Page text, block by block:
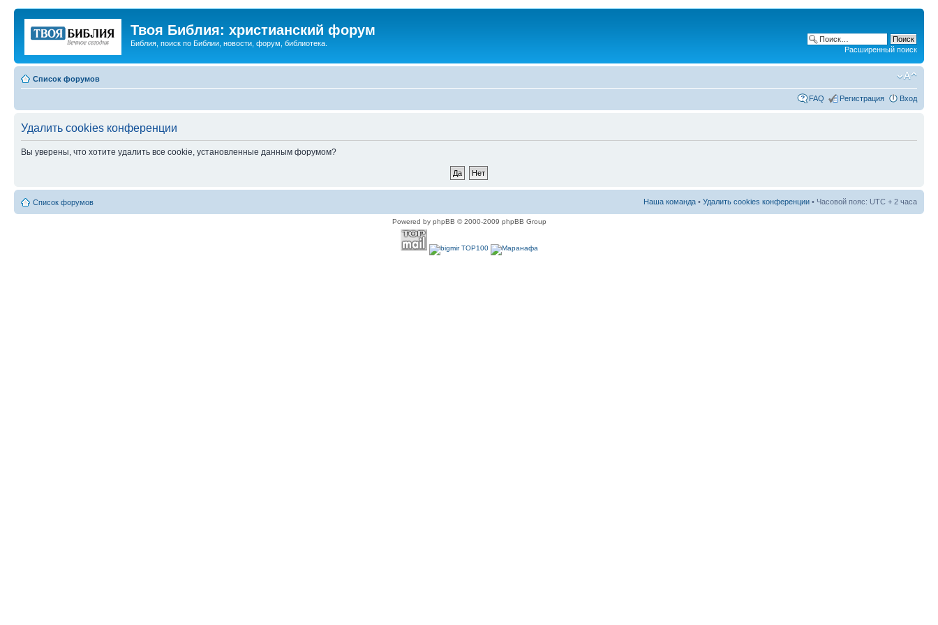
Твоя Библия: христианский форум
Библия, поиск по Библии, новости, форум, библиотека.
Расширенный поиск
Список форумов
FAQ Регистрация Вход
Удалить cookies конференции
Вы уверены, что хотите удалить все cookie, установленные данным форумом?
Список форумов Наша команда • Удалить cookies конференции • Часовой пояс: UTC + 2 часа
Powered by phpBB © 2000-2009 phpBB Group